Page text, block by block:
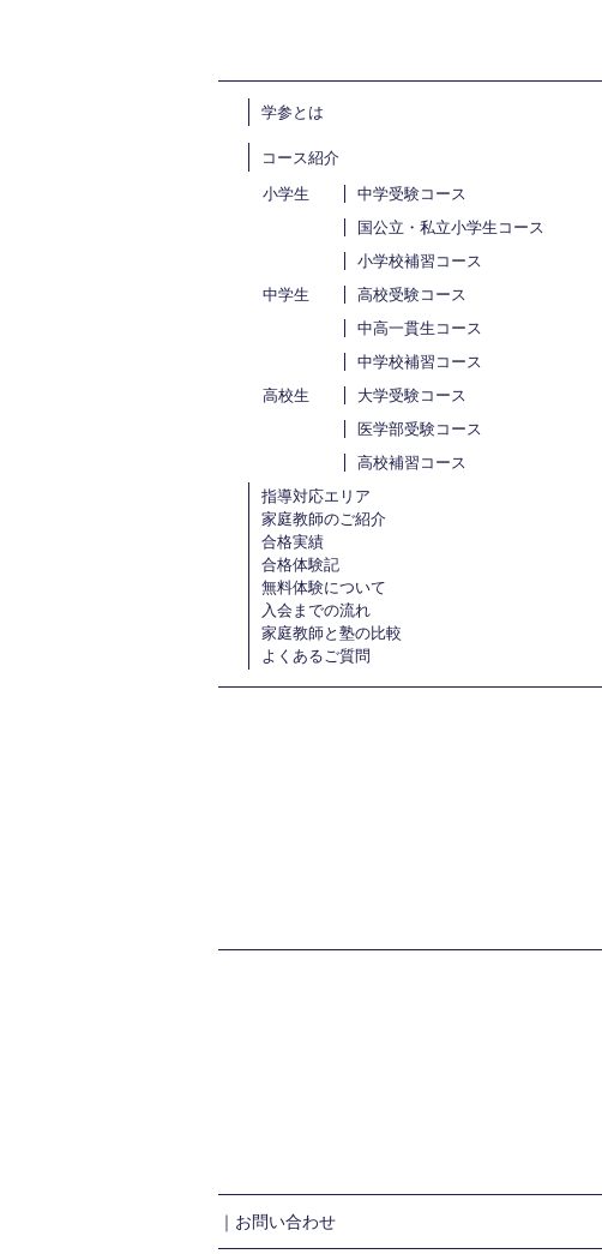
学参とは
コース紹介
小学生
中学受験コース
国公立・私立小学生コース
小学校補習コース
中学生
高校受験コース
中高一貫生コース
中学校補習コース
高校生
大学受験コース
医学部受験コース
高校補習コース
指導対応エリア
家庭教師のご紹介
合格実績
合格体験記
無料体験について
入会までの流れ
家庭教師と塾の比較
よくあるご質問
｜お問い合わせ